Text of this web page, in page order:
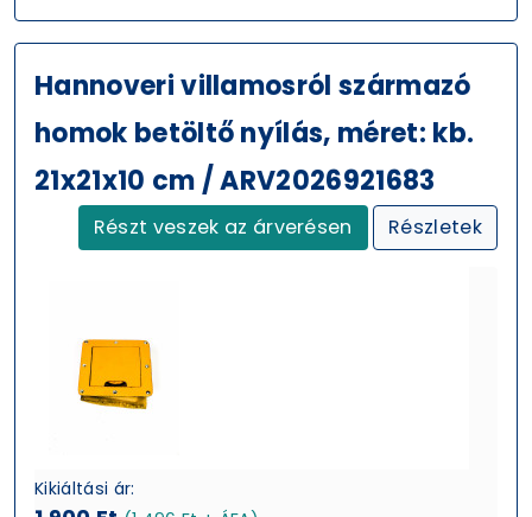
Hannoveri villamosról származó
homok betöltő nyílás, méret: kb.
21x21x10 cm / ARV2026921683
Részt veszek az árverésen Részletek
Kikiáltási ár: